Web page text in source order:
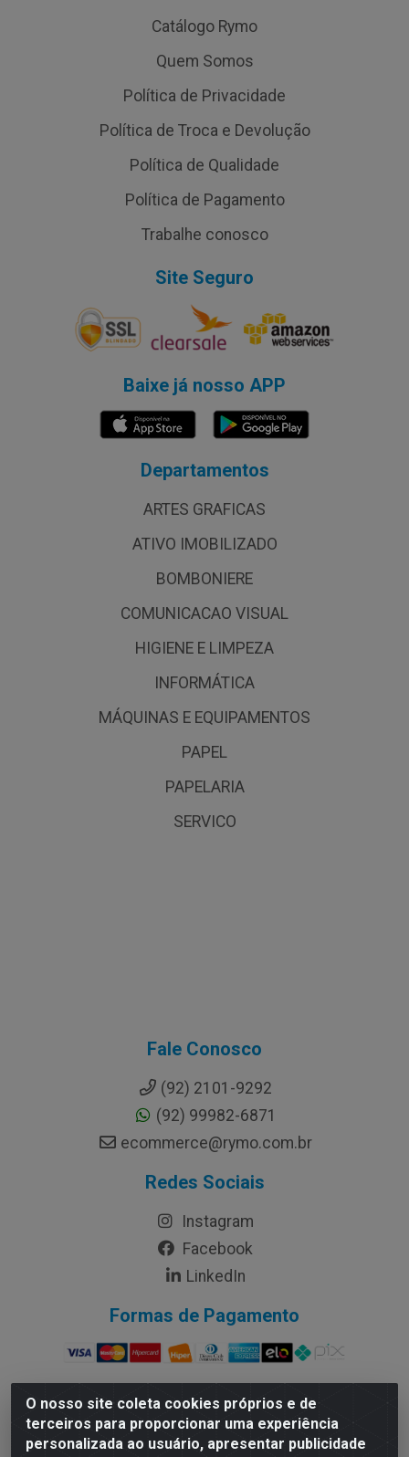
O nosso site coleta cookies próprios e de
terceiros para proporcionar uma experiência
personalizada ao usuário, apresentar publicidade
Catálogo Rymo
Quem Somos
Política de Privacidade
Política de Troca e Devolução
Política de Qualidade
Política de Pagamento
Trabalhe conosco
Site Seguro
Baixe já nosso APP
Departamentos
ARTES GRAFICAS
ATIVO IMOBILIZADO
BOMBONIERE
COMUNICACAO VISUAL
HIGIENE E LIMPEZA
INFORMÁTICA
MÁQUINAS E EQUIPAMENTOS
PAPEL
PAPELARIA
SERVICO
Fale Conosco
(92) 2101-9292
(92) 99982-6871
ecommerce@rymo.com.br
Redes Sociais
Instagram
Facebook
LinkedIn
Formas de Pagamento
Rymo Imagem e Produtos Gráficos da Amazonia LTDA - Av.
Ajuricaba, 379 - Cachoeirinha, Manaus/AM - CEP 69065-110 -